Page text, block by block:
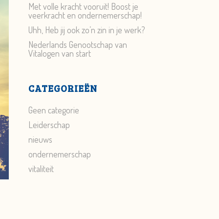
Met volle kracht vooruit! Boost je
veerkracht en ondernemerschap!
Uhh, Heb jij ook zo’n zin in je werk?
Nederlands Genootschap van
Vitalogen van start
CATEGORIEËN
Geen categorie
Leiderschap
nieuws
ondernemerschap
vitaliteit